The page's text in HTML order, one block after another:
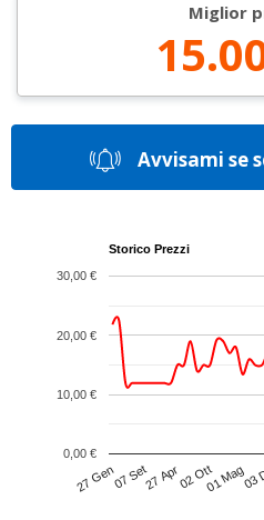
Miglior
Storico Prezzi
27 Gen07 Set27 Apr02 Ott01 Mag03
0,00 €
10,00 €
20,00 €
30,00 €
Avvisami se